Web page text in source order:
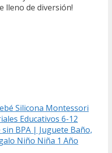
lleno de diversión!
Silicona Montessori
Educativos 6-12
BPA | Juguete Baño,
Niño Niña 1 Año